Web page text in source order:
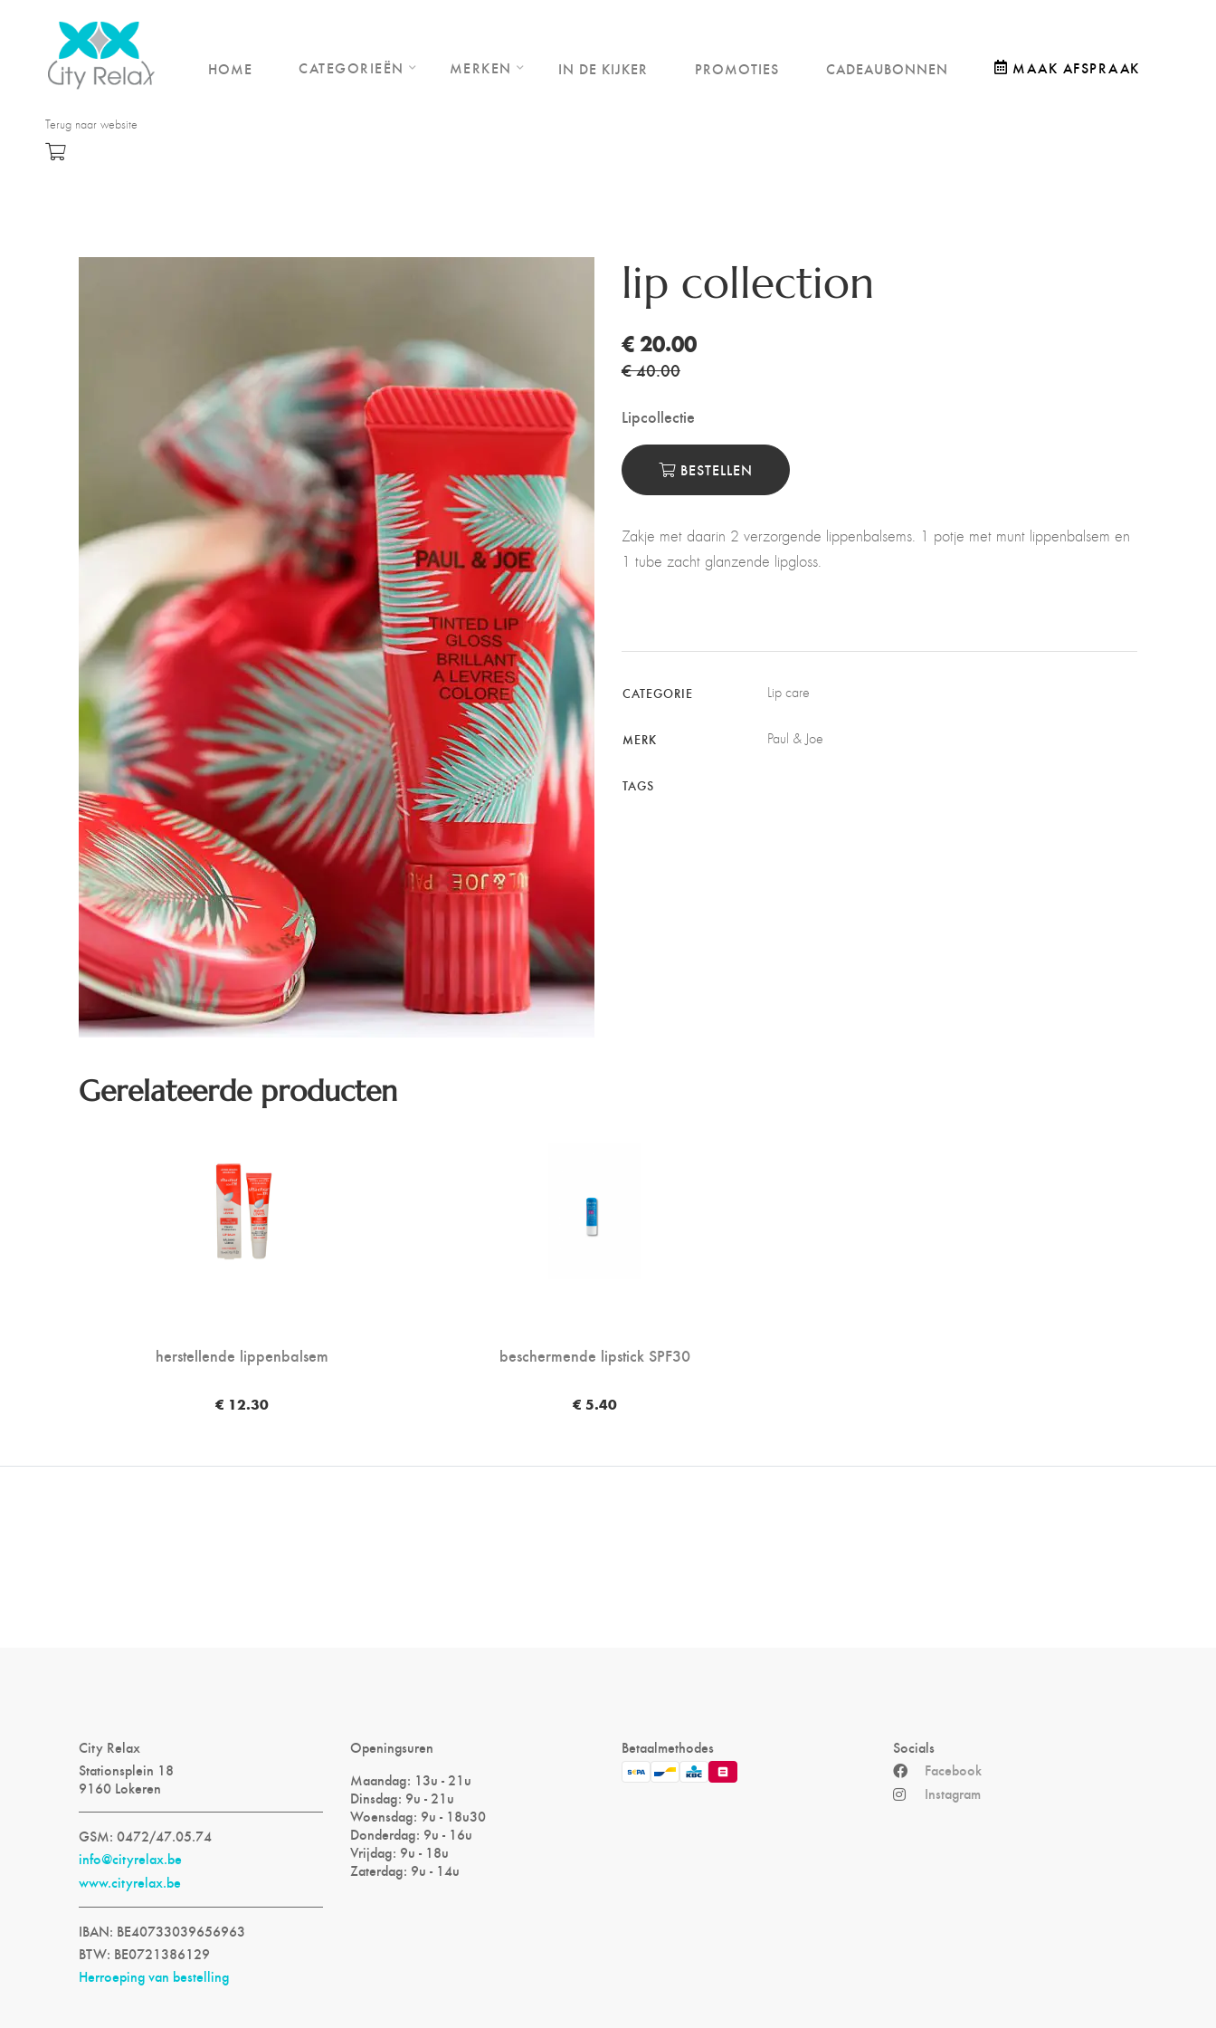
Terug naar website
HOME CATEGORIEËN MERKEN IN DE KIJKER PROMOTIES CADEAUBONNEN MAAK AFSPRAAK
lip collection
€ 20.00
€ 40.00
Lipcollectie
BESTELLEN
Zakje met daarin 2 verzorgende lippenbalsems. 1 potje met munt lippenbalsem en
1 tube zacht glanzende lipgloss.
CATEGORIE Lip care
MERK Paul & Joe
TAGS
Gerelateerde producten
herstellende lippenbalsem
€ 12.30
beschermende lipstick SPF30
€ 5.40
City Relax
Stationsplein 18
9160 Lokeren
GSM: 0472/47.05.74
info@cityrelax.be
www.cityrelax.be
IBAN: BE40733039656963
BTW: BE0721386129
Herroeping van bestelling
Openingsuren
Maandag: 13u - 21u
Dinsdag: 9u - 21u
Woensdag: 9u - 18u30
Donderdag: 9u - 16u
Vrijdag: 9u - 18u
Zaterdag: 9u - 14u
Betaalmethodes
Socials
Facebook
Instagram